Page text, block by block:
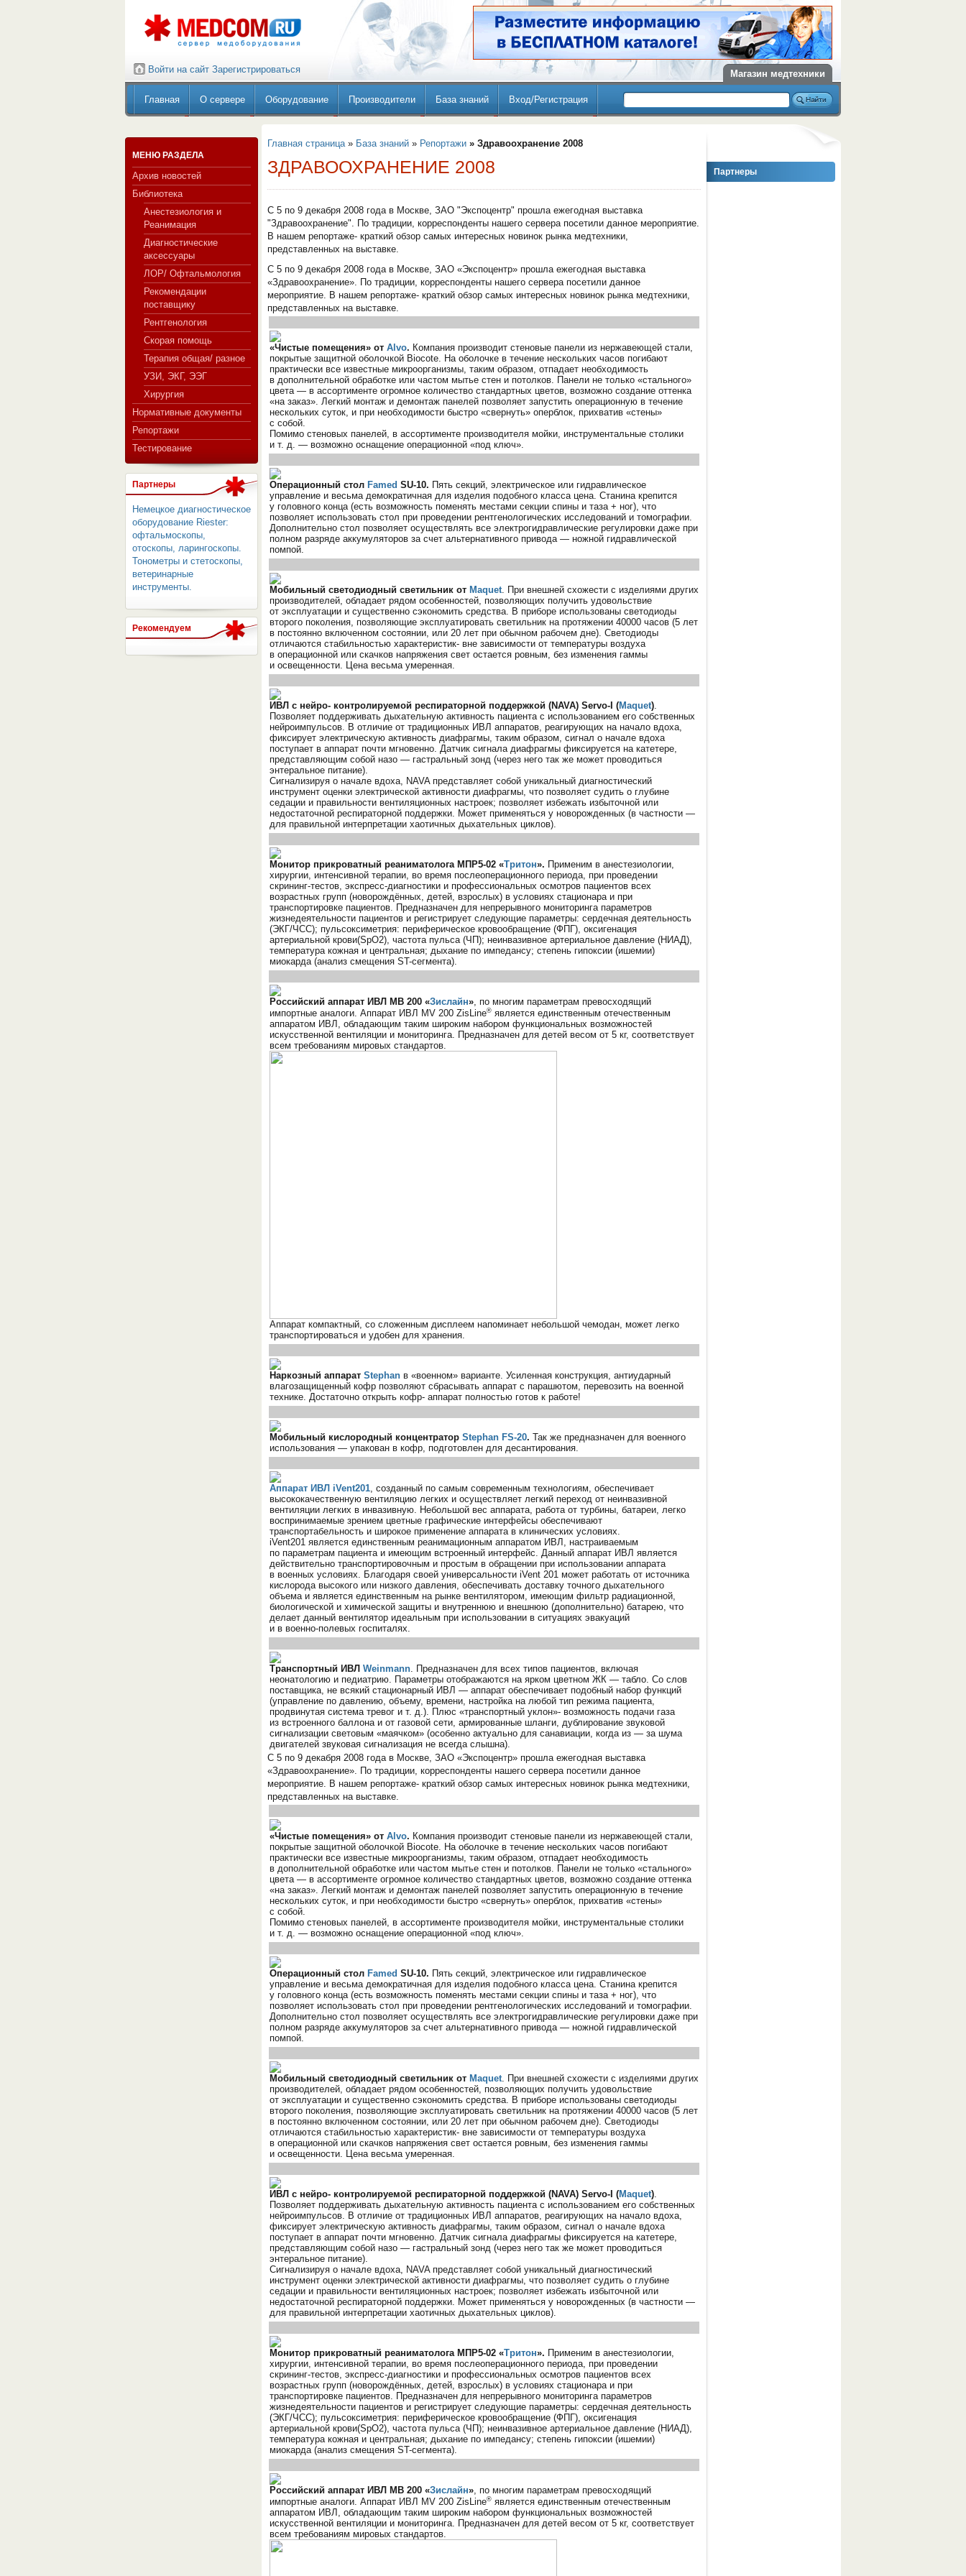
СЕРВЕР МЕДИЦИНСКОГО
Магазин медтехники
Войти на сайт Зарегистрироваться
Главная О сервере Оборудование Производители База знаний Вход/Регистрация
Партнеры
МЕНЮ РАЗДЕЛА
Архив новостей
Библиотека
Анестезиология и
Реанимация
Диагностические
аксессуары
ЛОР/ Офтальмология
Рекомендации
поставщику
Рентгенология
Скорая помощь
Терапия общая/ разное
УЗИ, ЭКГ, ЭЭГ
Хирургия
Нормативные документы
Репортажи
Тестирование
Партнеры
Немецкое диагностическое
оборудование Riester:
офтальмоскопы,
отоскопы, ларингоскопы.
Тонометры и стетоскопы,
ветеринарные
инструменты.
Рекомендуем
Главная страница» База знаний » Репортажи » Здравоохранение 2008
ЗДРАВООХРАНЕНИЕ 2008
С 5 по 9 декабря 2008 года в Москве, ЗАО "Экспоцентр" прошла ежегодная выставка
"Здравоохранение". По традиции, корреспонденты нашего сервера посетили данное мероприятие.
В нашем репортаже- краткий обзор самых интересных новинок рынка медтехники,
представленных на выставке.
С 5 по 9 декабря 2008 года в Москве, ЗАО «Экспоцентр» прошла ежегодная выставка
«Здравоохранение». По традиции, корреспонденты нашего сервера посетили данное
мероприятие. В нашем репортаже- краткий обзор самых интересных новинок рынка медтехники,
представленных на выставке.
«Чистые помещения» от Alvo. Компания производит стеновые панели из нержавеющей стали,
покрытые защитной оболочкой Biocote. На оболочке в течение нескольких часов погибают
практически все известные микроорганизмы, таким образом, отпадает необходимость
в дополнительной обработке или частом мытье стен и потолков. Панели не только «стального»
цвета — в ассортименте огромное количество стандартных цветов, возможно создание оттенка
«на заказ». Легкий монтаж и демонтаж панелей позволяет запустить операционную в течение
нескольких суток, и при необходимости быстро «свернуть» оперблок, прихватив «стены»
с собой.
Помимо стеновых панелей, в ассортименте производителя мойки, инструментальные столики
и т. д. — возможно оснащение операционной «под ключ».
Операционный стол Famed SU-10. Пять секций, электрическое или гидравлическое
управление и весьма демократичная для изделия подобного класса цена. Станина крепится
у головного конца (есть возможность поменять местами секции спины и таза + ног), что
позволяет использовать стол при проведении рентгенологических исследований и томографии.
Дополнительно стол позволяет осуществлять все электрогидравлические регулировки даже при
полном разряде аккумуляторов за счет альтернативного привода — ножной гидравлической
помпой.
Мобильный светодиодный светильник от Maquet. При внешней схожести с изделиями других
производителей, обладает рядом особенностей, позволяющих получить удовольствие
от эксплуатации и существенно сэкономить средства. В приборе использованы светодиоды
второго поколения, позволяющие эксплуатировать светильник на протяжении 40000 часов (5 лет
в постоянно включенном состоянии, или 20 лет при обычном рабочем дне). Светодиоды
отличаются стабильностью характеристик- вне зависимости от температуры воздуха
в операционной или скачков напряжения свет остается ровным, без изменения гаммы
и освещенности. Цена весьма умеренная.
ИВЛ с нейро- контролируемой респираторной поддержкой (NAVA) Servo-I (Maquet).
Позволяет поддерживать дыхательную активность пациента с использованием его собственных
нейроимпульсов. В отличие от традиционных ИВЛ аппаратов, реагирующих на начало вдоха,
фиксирует электрическую активность диафрагмы, таким образом, сигнал о начале вдоха
поступает в аппарат почти мгновенно. Датчик сигнала диафрагмы фиксируется на катетере,
представляющим собой назо — гастральный зонд (через него так же может проводиться
энтеральное питание).
Сигнализируя о начале вдоха, NAVA представляет собой уникальный диагностический
инструмент оценки электрической активности диафрагмы, что позволяет судить о глубине
седации и правильности вентиляционных настроек; позволяет избежать избыточной или
недостаточной респираторной поддержки. Может применяться у новорожденных (в частности —
для правильной интерпретации хаотичных дыхательных циклов).
Монитор прикроватный реаниматолога МПР5-02 «Тритон». Применим в анестезиологии,
хирургии, интенсивной терапии, во время послеоперационного периода, при проведении
скрининг-тестов, экспресс-диагностики и профессиональных осмотров пациентов всех
возрастных групп (новорождённых, детей, взрослых) в условиях стационара и при
транспортировке пациентов. Предназначен для непрерывного мониторинга параметров
жизнедеятельности пациентов и регистрирует следующие параметры: сердечная деятельность
(ЭКГ/ЧСС); пульсоксиметрия: периферическое кровообращение (ФПГ), оксигенация
артериальной крови(SpO2), частота пульса (ЧП); неинвазивное артериальное давление (НИАД),
температура кожная и центральная; дыхание по импедансу; степень гипоксии (ишемии)
миокарда (анализ смещения ST-сегмента).
Российский аппарат ИВЛ МВ 200 «Зислайн», по многим параметрам превосходящий
импортные аналоги. Аппарат ИВЛ MV 200 ZisLine® является единственным отечественным
аппаратом ИВЛ, обладающим таким широким набором функциональных возможностей
искусственной вентиляции и мониторинга. Предназначен для детей весом от 5 кг, соответствует
всем требованиям мировых стандартов.
Аппарат компактный, со сложенным дисплеем напоминает небольшой чемодан, может легко
транспортироваться и удобен для хранения.
Наркозный аппарат Stephan в «военном» варианте. Усиленная конструкция, антиударный
влагозащищенный кофр позволяют сбрасывать аппарат с парашютом, перевозить на военной
технике. Достаточно открыть кофр- аппарат полностью готов к работе!
Мобильный кислородный концентратор Stephan FS-20. Так же предназначен для военного
использования — упакован в кофр, подготовлен для десантирования.
Аппарат ИВЛ iVent201, созданный по самым современным технологиям, обеспечивает
высококачественную вентиляцию легких и осуществляет легкий переход от неинвазивной
вентиляции легких в инвазивную. Небольшой вес аппарата, работа от турбины, батареи, легко
воспринимаемые зрением цветные графические интерфейсы обеспечивают
транспортабельность и широкое применение аппарата в клинических условиях.
iVent201 является единственным реанимационным аппаратом ИВЛ, настраиваемым
по параметрам пациента и имеющим встроенный интерфейс. Данный аппарат ИВЛ является
действительно транспортировочным и простым в обращении при использовании аппарата
в военных условиях. Благодаря своей универсальности iVent 201 может работать от источника
кислорода высокого или низкого давления, обеспечивать доставку точного дыхательного
объема и является единственным на рынке вентилятором, имеющим фильтр радиационной,
биологической и химической защиты и внутреннюю и внешнюю (дополнительно) батарею, что
делает данный вентилятор идеальным при использовании в ситуациях эвакуаций
и в военно-полевых госпиталях.
Транспортный ИВЛ Weinmann. Предназначен для всех типов пациентов, включая
неонатологию и педиатрию. Параметры отображаются на ярком цветном ЖК — табло. Со слов
поставщика, не всякий стационарный ИВЛ — аппарат обеспечивает подобный набор функций
(управление по давлению, объему, времени, настройка на любой тип режима пациента,
продвинутая система тревог и т. д.). Плюс «транспортный уклон»- возможность подачи газа
из встроенного баллона и от газовой сети, армированные шланги, дублирование звуковой
сигнализации световым «маячком» (особенно актуально для санавиации, когда из — за шума
двигателей звуковая сигнализация не всегда слышна).
С 5 по 9 декабря 2008 года в Москве, ЗАО «Экспоцентр» прошла ежегодная выставка
«Здравоохранение». По традиции, корреспонденты нашего сервера посетили данное
мероприятие. В нашем репортаже- краткий обзор самых интересных новинок рынка медтехники,
представленных на выставке.
«Чистые помещения» от Alvo. Компания производит стеновые панели из нержавеющей стали,
покрытые защитной оболочкой Biocote. На оболочке в течение нескольких часов погибают
практически все известные микроорганизмы, таким образом, отпадает необходимость
в дополнительной обработке или частом мытье стен и потолков. Панели не только «стального»
цвета — в ассортименте огромное количество стандартных цветов, возможно создание оттенка
«на заказ». Легкий монтаж и демонтаж панелей позволяет запустить операционную в течение
нескольких суток, и при необходимости быстро «свернуть» оперблок, прихватив «стены»
с собой.
Помимо стеновых панелей, в ассортименте производителя мойки, инструментальные столики
и т. д. — возможно оснащение операционной «под ключ».
Операционный стол Famed SU-10. Пять секций, электрическое или гидравлическое
управление и весьма демократичная для изделия подобного класса цена. Станина крепится
у головного конца (есть возможность поменять местами секции спины и таза + ног), что
позволяет использовать стол при проведении рентгенологических исследований и томографии.
Дополнительно стол позволяет осуществлять все электрогидравлические регулировки даже при
полном разряде аккумуляторов за счет альтернативного привода — ножной гидравлической
помпой.
Мобильный светодиодный светильник от Maquet. При внешней схожести с изделиями других
производителей, обладает рядом особенностей, позволяющих получить удовольствие
от эксплуатации и существенно сэкономить средства. В приборе использованы светодиоды
второго поколения, позволяющие эксплуатировать светильник на протяжении 40000 часов (5 лет
в постоянно включенном состоянии, или 20 лет при обычном рабочем дне). Светодиоды
отличаются стабильностью характеристик- вне зависимости от температуры воздуха
в операционной или скачков напряжения свет остается ровным, без изменения гаммы
и освещенности. Цена весьма умеренная.
ИВЛ с нейро- контролируемой респираторной поддержкой (NAVA) Servo-I (Maquet).
Позволяет поддерживать дыхательную активность пациента с использованием его собственных
нейроимпульсов. В отличие от традиционных ИВЛ аппаратов, реагирующих на начало вдоха,
фиксирует электрическую активность диафрагмы, таким образом, сигнал о начале вдоха
поступает в аппарат почти мгновенно. Датчик сигнала диафрагмы фиксируется на катетере,
представляющим собой назо — гастральный зонд (через него так же может проводиться
энтеральное питание).
Сигнализируя о начале вдоха, NAVA представляет собой уникальный диагностический
инструмент оценки электрической активности диафрагмы, что позволяет судить о глубине
седации и правильности вентиляционных настроек; позволяет избежать избыточной или
недостаточной респираторной поддержки. Может применяться у новорожденных (в частности —
для правильной интерпретации хаотичных дыхательных циклов).
Монитор прикроватный реаниматолога МПР5-02 «Тритон». Применим в анестезиологии,
хирургии, интенсивной терапии, во время послеоперационного периода, при проведении
скрининг-тестов, экспресс-диагностики и профессиональных осмотров пациентов всех
возрастных групп (новорождённых, детей, взрослых) в условиях стационара и при
транспортировке пациентов. Предназначен для непрерывного мониторинга параметров
жизнедеятельности пациентов и регистрирует следующие параметры: сердечная деятельность
(ЭКГ/ЧСС); пульсоксиметрия: периферическое кровообращение (ФПГ), оксигенация
артериальной крови(SpO2), частота пульса (ЧП); неинвазивное артериальное давление (НИАД),
температура кожная и центральная; дыхание по импедансу; степень гипоксии (ишемии)
миокарда (анализ смещения ST-сегмента).
Российский аппарат ИВЛ МВ 200 «Зислайн», по многим параметрам превосходящий
импортные аналоги. Аппарат ИВЛ MV 200 ZisLine® является единственным отечественным
аппаратом ИВЛ, обладающим таким широким набором функциональных возможностей
искусственной вентиляции и мониторинга. Предназначен для детей весом от 5 кг, соответствует
всем требованиям мировых стандартов.